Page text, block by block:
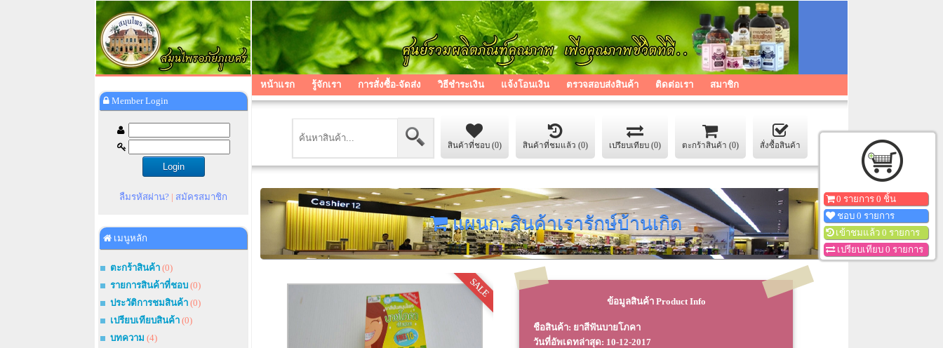
Member Login
ลืมรหัสผ่าน? | สมัครสมาชิก
เมนูหลัก
ตะกร้าสินค้า (0)
รายการสินค้าที่ชอบ (0)
ประวัติการชมสินค้า (0)
เปรียบเทียบสินค้า (0)
บทความ (4)
หน้าแรก รู้จักเรา การสั่งซื้อ-จัดส่ง วิธีชำระเงิน แจ้งโอนเงิน ตรวจสอบส่งสินค้า ติดต่อเรา สมาชิก
สินค้าที่ชอบ (0) สินค้าที่ชมแล้ว (0) เปรียบเทียบ (0) ตะกร้าสินค้า (0) สั่งซื้อสินค้า
แผนก: สินค้าเรารักษ์บ้านเกิด
SALE
ข้อมูลสินค้า Product Info
ชือสินค้า: ยาสีฟันบายโภคา
วันที่อัพเดทล่าสุด: 10-12-2017
0 รายการ 0 ชิ้น
ชอบ 0 รายการ
เข้าชมแล้ว 0 รายการ
เปรียบเทียบ 0 รายการ